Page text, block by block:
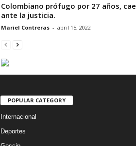
Colombiano prófugo por 27 años, cae
ante la justicia.
Mariel Contreras - abril 15, 2022
POPULAR CATEGORY
Internacional
Deportes